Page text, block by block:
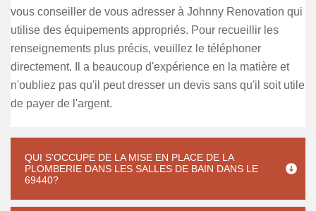
vous conseiller de vous adresser à Johnny Renovation qui
utilise des équipements appropriés. Pour recueillir les
renseignements plus précis, veuillez le téléphoner
directement. Il a beaucoup d'expérience en la matière et
n'oubliez pas qu'il peut dresser un devis sans qu'il soit utile
de payer de l'argent.
QUI S'OCCUPE DE LA MISE EN PLACE DE LA
PLOMBERIE DANS LES SALLES DE BAIN DANS LE
69440?